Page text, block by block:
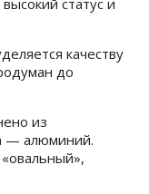
статус и
качеству
до
из
— алюминий.